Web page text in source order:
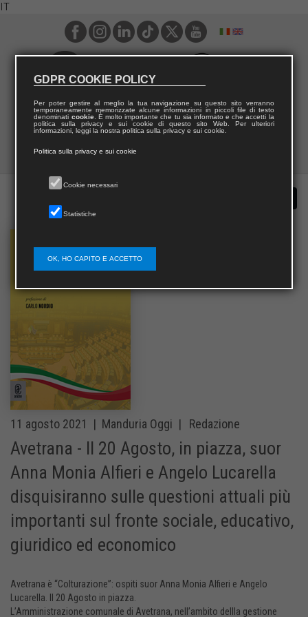
IT
11 agosto 2021 | Manduria Oggi | Redazione
Avetrana - Il 20 Agosto, in piazza, suor
Anna Monia Alfieri e Angelo Lucarella
disquisiranno sulle questioni attuali più
importanti sul fronte sociale, educativo,
giuridico ed economico
Avetrana è “Colturazione”: ospiti suor Anna Monia Alfieri e Angelo
Lucarella. Il 20 Agosto in piazza.
L’Amministrazione comunale di Avetrana, nell’ambito dellla gestione
GDPR COOKIE POLICY
Per poter gestire al meglio la tua navigazione su questo sito verranno
temporaneamente memorizzate alcune informazioni in piccoli file di testo
denominati cookie. È molto importante che tu sia informato e che accetti la
politica sulla privacy e sui cookie di questo sito Web. Per ulteriori
informazioni, leggi la nostra politica sulla privacy e sui cookie.
Politica sulla privacy e sui cookie
Cookie necessari
Statistiche
OK, HO CAPITO E ACCETTO